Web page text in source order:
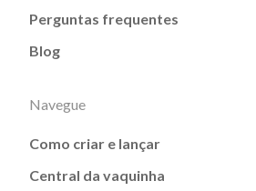
Perguntas frequentes
Blog
Navegue
Como criar e lançar
Central da vaquinha